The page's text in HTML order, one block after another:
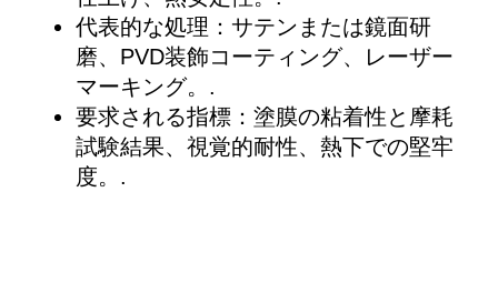
代表的な処理：サテンまたは鏡面研
磨、PVD装飾コーティング、レーザー
マーキング。.
要求される指標：塗膜の粘着性と摩耗
試験結果、視覚的耐性、熱下での堅牢
度。.